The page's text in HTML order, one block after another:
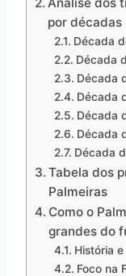
por décadas
Década
Década
Década
Década
Década
Década
Década
Tabela dos
Palmeiras
Como o
grandes do
História
Foco na